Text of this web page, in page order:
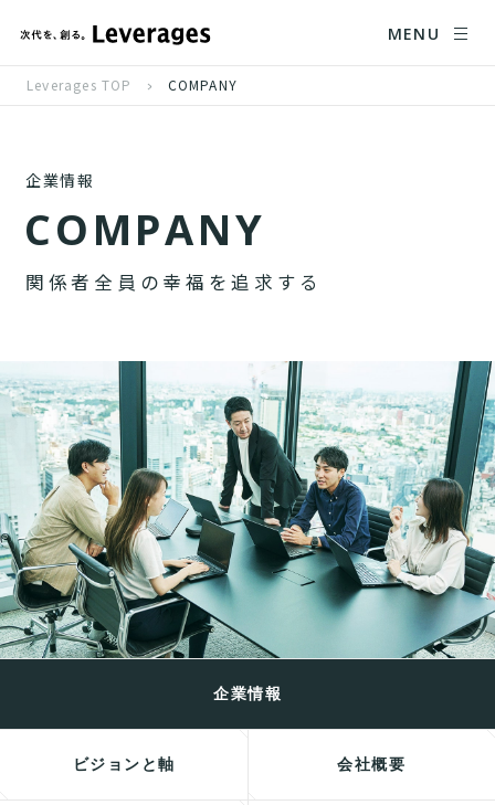
MENU
Leverages TOP COMPANY
企業情報
COMPANY
関 係者 全 員 の 幸 福 を追 求 す る
企業情報
ビジョンと軸 会社概要